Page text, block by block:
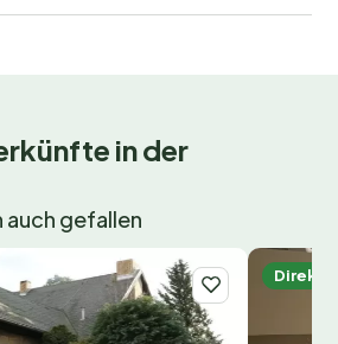
in der
auch gefallen
Direkt